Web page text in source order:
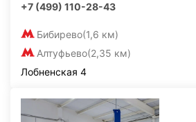
+7 (499) 110-28-43
Бибирево(1,6 км)
Алтуфьево(2,35 км)
Лобненская 4